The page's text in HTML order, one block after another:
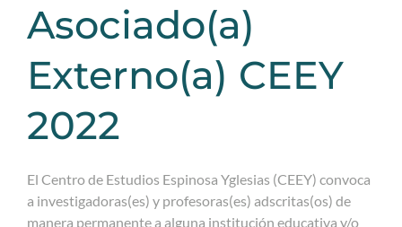
Asociado(a)
Externo(a) CEEY
2022
El Centro de Estudios Espinosa Yglesias (CEEY) convoca
a investigadoras(es) y profesoras(es) adscritas(os) de
manera permanente a alguna institución educativa y/o